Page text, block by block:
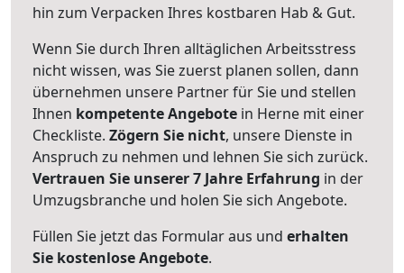
hin zum Verpacken Ihres kostbaren Hab & Gut.
Wenn Sie durch Ihren alltäglichen Arbeitsstress
nicht wissen, was Sie zuerst planen sollen, dann
übernehmen unsere Partner für Sie und stellen
Ihnen kompetente Angebote in Herne mit einer
Checkliste. Zögern Sie nicht, unsere Dienste in
Anspruch zu nehmen und lehnen Sie sich zurück.
Vertrauen Sie unserer 7 Jahre Erfahrung in der
Umzugsbranche und holen Sie sich Angebote.
Füllen Sie jetzt das Formular aus und erhalten
Sie kostenlose Angebote.